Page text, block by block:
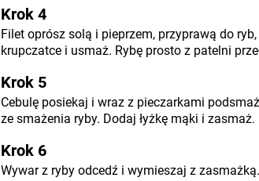
Krok 4
Filet oprósz solą i pieprzem, przyprawą do
krupczatce i usmaż. Rybę prosto z patelni
Krok 5
Cebulę posiekaj i wraz z pieczarkami
ze smażenia ryby. Dodaj łyżkę mąki i zasmaż.
Krok 6
Wywar z ryby odcedź i wymieszaj z